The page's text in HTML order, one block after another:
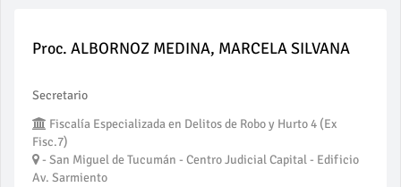
Proc. ALBORNOZ MEDINA, MARCELA SILVANA
Secretario
Fiscalía Especializada en Delitos de Robo y Hurto 4 (Ex
Fisc.7)
- San Miguel de Tucumán - Centro Judicial Capital - Edificio
Av. Sarmiento